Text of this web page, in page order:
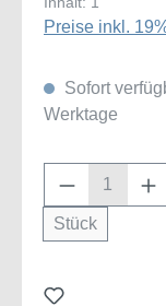
Preise inkl.
Sofort
Werktage
Produkt
Stück